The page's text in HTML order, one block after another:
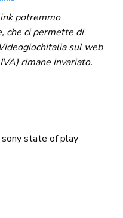
potremmo
che ci permette di
sul web
rimane invariato.
sonystate of play